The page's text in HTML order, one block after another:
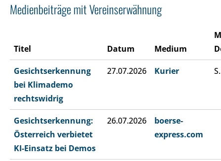
Medienbeiträge mit Vereinserwähnung
Titel Datum Medium
Gesichtserkennung
bei Klimademo
rechtswidrig
27.07.2026 Kurier
Gesichtserkennung:
Österreich verbietet
KI-Einsatz bei Demos
26.07.2026
boerse-
express.com